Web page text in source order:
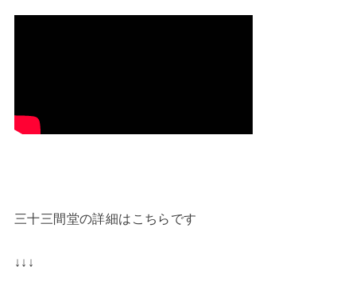
三十三間堂の詳細はこちらです
↓↓↓